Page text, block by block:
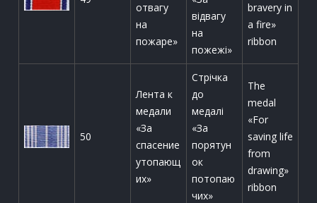
отвагу
на
пожаре»
відвагу
на
пожежі»
bravery in
a fire»
ribbon
50
Лента к
медали
«За
спасение
утопающ
их»
Стрічка
до
медалі
«За
порятун
ок
потопаю
чих»
The
medal
«For
saving life
from
drawing»
ribbon